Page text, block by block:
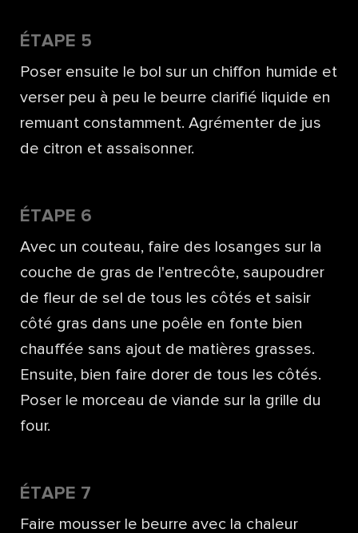
ÉTAPE 5
Poser ensuite le bol sur un chiffon humide et
verser peu à peu le beurre clarifié liquide en
remuant constamment. Agrémenter de jus
de citron et assaisonner.
ÉTAPE 6
Avec un couteau, faire des losanges sur la
couche de gras de l'entrecôte, saupoudrer
de fleur de sel de tous les côtés et saisir
côté gras dans une poêle en fonte bien
chauffée sans ajout de matières grasses.
Ensuite, bien faire dorer de tous les côtés.
Poser le morceau de viande sur la grille du
four.
ÉTAPE 7
Faire mousser le beurre avec la chaleur